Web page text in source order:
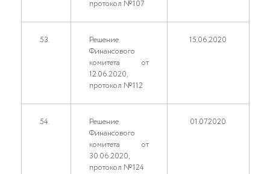
протокол №107
53.
Решение
Финансового
комитета от
12.06.2020,
протокол №112
15.06.2020
54.
Решение
Финансового
комитета от
30.06.2020,
протокол №124
01.07.2020